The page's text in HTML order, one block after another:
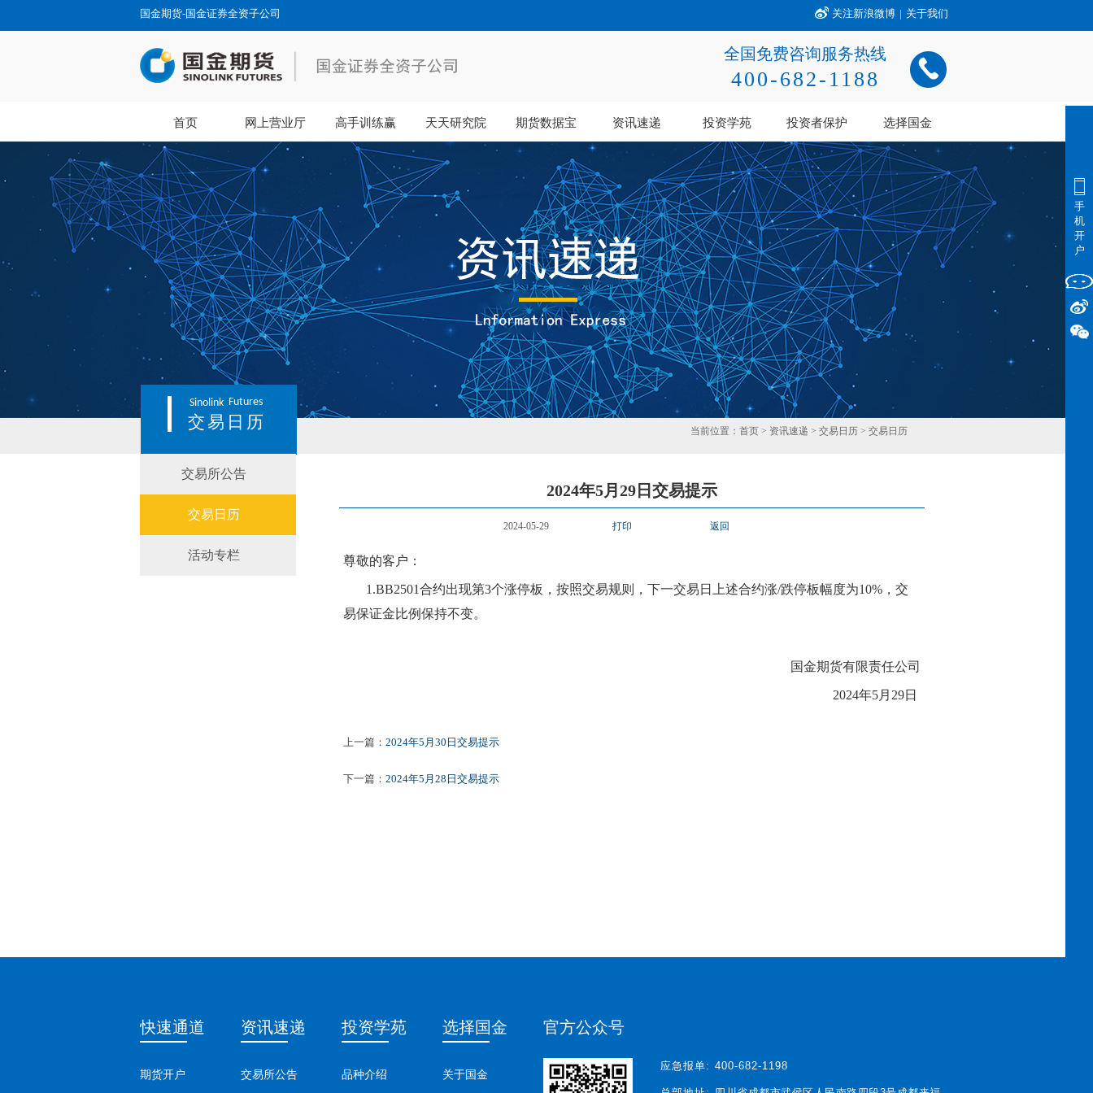
国金期货-国金证券全资子公司 关注新浪微博 | 关于我们
全国免费咨询服务热线
400-682-1188
首页 网上营业厅 高手训练赢 天天研究院 期货数据宝 资讯速递 投资学苑 投资者保护 选择国金
Sinolink Futures
交易日历 当前位置： 首页 > 资讯速递 > 交易日历 > 交易日历
交易所公告
交易日历
活动专栏
2024年5月29日交易提示
2024-05-29 打印 返回
尊敬的客户：
1.BB2501合约出现第3个涨停板，按照交易规则，下一交易日上述合约涨/跌停板幅度为10%，交
易保证金比例保持不变。
国金期货有限责任公司
2024年5月 29日
上一篇： 2024年5月30日交易提示
下一篇： 2024年5月28日交易提示
快速通道
期货开户
资讯速递
交易所公告
投资学苑
品种介绍
选择国金
关于国金
官方公众号
应急报单: 400-682-1198
手
机
开
户